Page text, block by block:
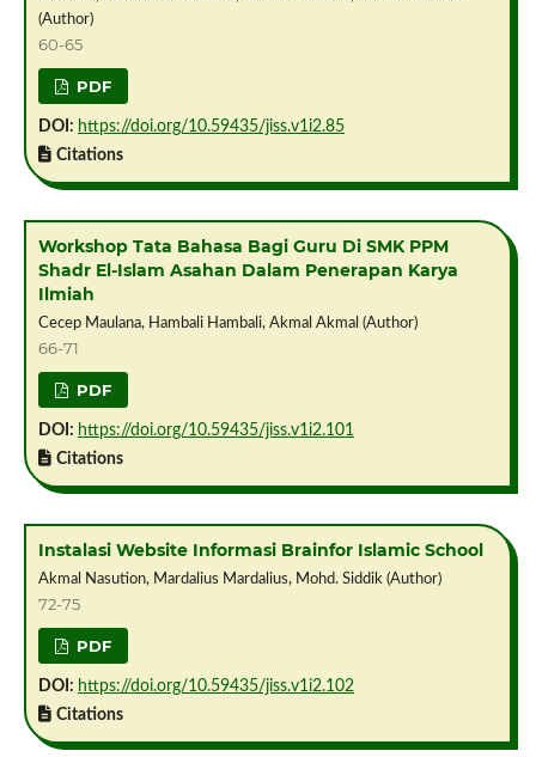
(Author)
60-65
PDF
DOI: https://doi.org/10.59435/jiss.v1i2.85
Citations
Workshop Tata Bahasa Bagi Guru Di SMK PPM
Shadr El-Islam Asahan Dalam Penerapan Karya
Ilmiah
Cecep Maulana, Hambali Hambali, Akmal Akmal (Author)
66-71
PDF
DOI: https://doi.org/10.59435/jiss.v1i2.101
Citations
Instalasi Website Informasi Brainfor Islamic School
Akmal Nasution, Mardalius Mardalius, Mohd. Siddik (Author)
72-75
PDF
DOI: https://doi.org/10.59435/jiss.v1i2.102
Citations